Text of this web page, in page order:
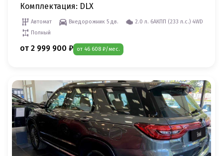
Комплектация: DLX
Автомат Внедорожник 5 дв.
2.0 л. 6AКПП (233 л.c.) 4WD
Полный
от 2 999 900 ₽ от 46 608 ₽/мес.